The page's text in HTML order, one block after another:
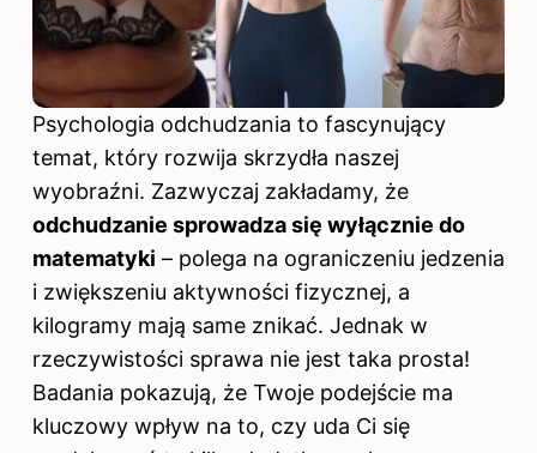
Psychologia odchudzania to fascynujący
temat, który rozwija skrzydła naszej
wyobraźni. Zazwyczaj zakładamy, że
odchudzanie sprowadza się wyłącznie do
matematyki – polega na ograniczeniu jedzenia
i zwiększeniu aktywności fizycznej, a
kilogramy mają same znikać. Jednak w
rzeczywistości sprawa nie jest taka prosta!
Badania pokazują, że Twoje podejście ma
kluczowy wpływ na to, czy uda Ci się